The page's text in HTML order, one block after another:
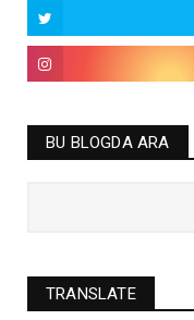
BU BLOGDA ARA
TRANSLATE